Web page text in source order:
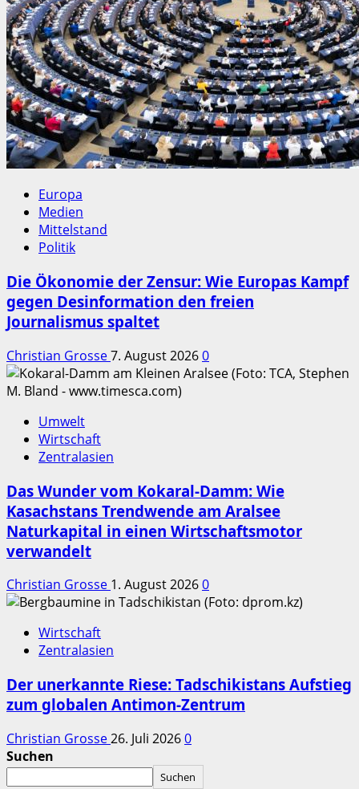
Europa
Medien
Mittelstand
Politik
Die Ökonomie der Zensur: Wie Europas Kampf
gegen Desinformation den freien
Journalismus spaltet
Christian Grosse7. August 20260
Umwelt
Wirtschaft
Zentralasien
Das Wunder vom Kokaral-Damm: Wie
Kasachstans Trendwende am Aralsee
Naturkapital in einen Wirtschaftsmotor
verwandelt
Christian Grosse 1. August 20260
Wirtschaft
Zentralasien
Der unerkannte Riese: Tadschikistans Aufstieg
zum globalen Antimon-Zentrum
Christian Grosse26. Juli 20260
Suchen
Suchen